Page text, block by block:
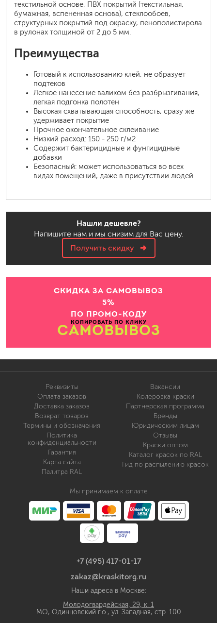
текстильной основе, ПВХ покрытий (текстильная,
бумажная, вспененная основа), стеклообоев,
структурных покрытий под окраску, пенополистирола
в рулонах толщиной от 2 до 5 мм.
Преимущества
Готовый к использованию клей, не образует
подтеков
Легкое нанесение валиком без разбрызгивания,
легкая подгонка полотен
Высокая схватывающая способность, сразу же
удерживает покрытие
Прочное окончательное склеивание
Низкий расход: 150 - 250 г/м2
Содержит бактерицидные и фунгицидные
добавки
Безопасный: может использоваться во всех
видах помещений, даже в присутствии людей
Нашли дешевле?
Напишите нам и мы снизим для Вас цену.
Получить скидку
СКИДКА ЗА САМОВЫВОЗ
5%
ПО ПРОМО-КОДУ
КОПИРОВАТЬ ПО КЛИКУ
САМОВЫВОЗ
Реквизиты
Оплата заказов
Доставка заказов
Возврат товаров
Термины и обозначения
Политика
конфиденциальности
Гарантия
Карта сайта
Палитра RAL
Вакансии
Колеровка краски
Партнерская программа
Бренды
Юридическим лицам
Отзывы
Краски оптом
Каталог красок по RAL
Гид по распылению красок
Мы принимаем к оплате
+7 (495) 417-01-17
zakaz@kraskitorg.ru
Наши адреса в Москве:
Молодогвардейская, 29, к. 1
МО, Одинцовский г.о., ул. Западная, стр. 100